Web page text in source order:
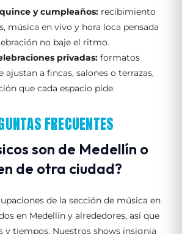
y cumpleaños: recibimiento
música en vivo y hora loca pensada
no baje el ritmo.
privadas: formatos
ajustan a fincas, salones o terrazas,
que cada espacio pide.
FRECUENTES
son de Medellín o
de otra ciudad?
de la sección de música en
en Medellín y alrededores, así que
y tiempos. Nuestros shows insignia